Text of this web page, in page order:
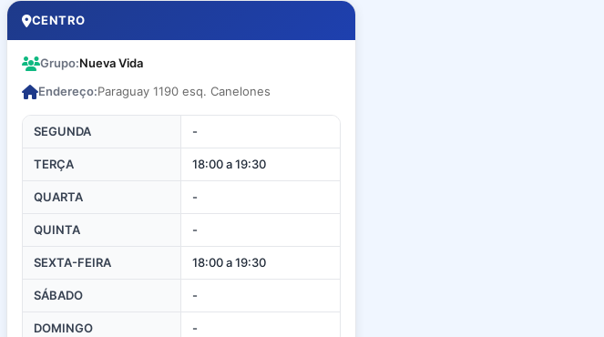
CENTRO
Grupo:Nueva Vida
Endereço:Paraguay 1190 esq. Canelones
SEGUNDA -
TERÇA 18:00 a 19:30
QUARTA -
QUINTA -
SEXTA-FEIRA 18:00 a 19:30
SÁBADO -
DOMINGO -